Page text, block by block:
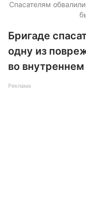
Спасателям
Бригаде
одну из
во
Реклама